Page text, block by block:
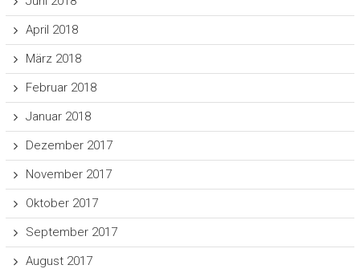
April 2018
März 2018
Februar 2018
Januar 2018
Dezember 2017
November 2017
Oktober 2017
September 2017
August 2017